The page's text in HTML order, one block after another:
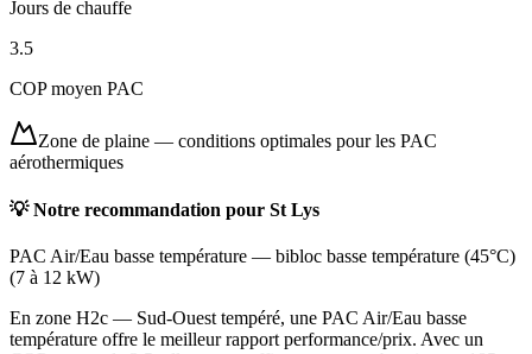
Jours de chauffe
3.5
COP moyen PAC
Zone de plaine — conditions optimales pour les PAC
aérothermiques
💡 Notre recommandation pour St Lys
PAC Air/Eau basse température — bibloc basse température (45°C)
(7 à 12 kW)
En zone H2c — Sud-Ouest tempéré, une PAC Air/Eau basse
température offre le meilleur rapport performance/prix. Avec un